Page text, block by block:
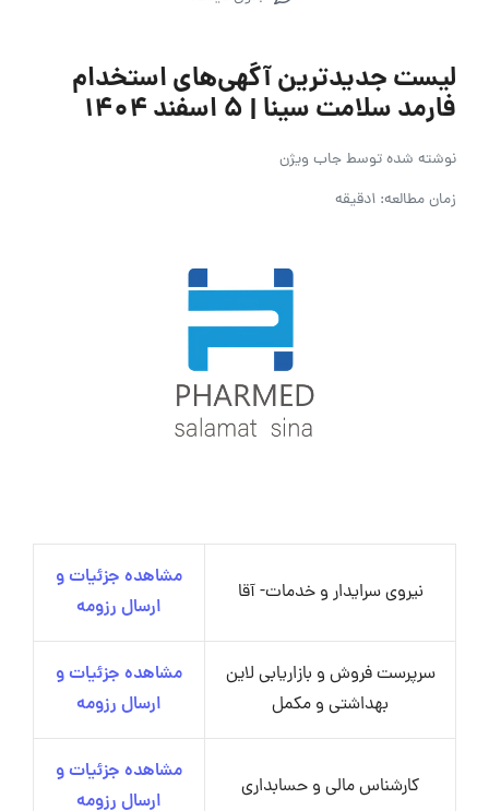
لیست جدیدترین آگهی‌های استخدام
فارمد سلامت سینا | ۵ اسفند ۱۴۰۴
نوشته شده توسطجاب ویژن
زمان مطالعه: 1دقیقه
نیروی سرایدار و خدمات- آقا
مشاهده جزئیات و
ارسال رزومه
سرپرست فروش و بازاریابی لاین
بهداشتی و مکمل
مشاهده جزئیات و
ارسال رزومه
کارشناس مالی و حسابداری
مشاهده جزئیات و
ارسال رزومه